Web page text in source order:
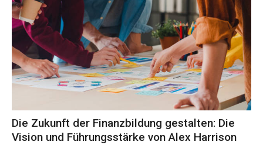
Die Zukunft der Finanzbildung gestalten: Die
Vision und Führungsstärke von Alex Harrison